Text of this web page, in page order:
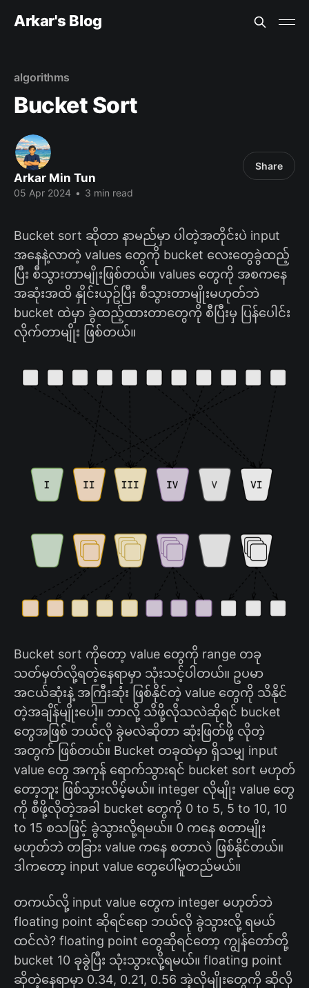
Arkar's Blog
algorithms
Bucket Sort
Arkar Min Tun
05 Apr 2024 • 3 min read
Share
Bucket sort ဆိုတာ နာမည်မှာ ပါတဲ့အတိုင်းပဲ input
အနေနဲ့လာတဲ့ values တွေကို bucket လေးတွေခွဲထည့်
ပြီး စီသွားတာမျိုးဖြစ်တယ်။ values တွေကို အစကနေ
အဆုံးအထိ နှိုင်းယှဥ်ပြီး စီသွားတာမျိုးမဟုတ်ဘဲ
bucket ထဲမှာ ခွဲထည့်ထားတာတွေကို စီပြီးမှ ပြန်ပေါင်း
လိုက်တာမျိုး ဖြစ်တယ်။
Bucket sort ကိုတော့ value တွေကို range တခု
သတ်မှတ်လို့ရတဲ့နေရာမှာ သုံးသင့်ပါတယ်။ ဥပမာ
အငယ်ဆုံးနဲ့ အကြီးဆုံး ဖြစ်နိုင်တဲ့ value တွေကို သိနိုင်
တဲ့အချိန်မျိုးပေါ့။ ဘာလို့ သိဖို့လိုသလဲဆိုရင် bucket
တွေအဖြစ် ဘယ်လို ခွဲမလဲဆိုတာ ဆုံးဖြတ်ဖို့ လိုတဲ့
အတွက် ဖြစ်တယ်။ Bucket တခုထဲမှာ ရှိသမျှ input
value တွေ အကုန် ရောက်သွားရင် bucket sort မဟုတ်
တော့ဘူး ဖြစ်သွားလိမ့်မယ်။ integer လိုမျိုး value တွေ
ကို စီဖို့လိုတဲ့အခါ bucket တွေကို 0 to 5, 5 to 10, 10
to 15 စသဖြင့် ခွဲသွားလို့ရမယ်။ 0 ကနေ စတာမျိုး
မဟုတ်ဘဲ တခြား value ကနေ စတာလဲ ဖြစ်နိုင်တယ်။
ဒါကတော့ input value တွေပေါ်မူတည်မယ်။
တကယ်လို့ input value တွေက integer မဟုတ်ဘဲ
floating point ဆိုရင်ရော ဘယ်လို ခွဲသွားလို့ ရမယ်
ထင်လဲ? floating point တွေဆိုရင်တော့ ကျွန်တော်တို့
bucket 10 ခုခွဲပြီး သုံးသွားလို့ရမယ်။ floating point
ဆိုတဲ့နေရာမှာ 0.34, 0.21, 0.56 အဲ့လိုမျိုးတွေကို ဆိုလို